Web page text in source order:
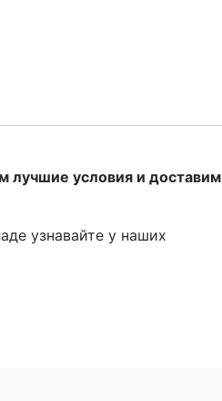
лучшие условия и доставим
узнавайте у наших